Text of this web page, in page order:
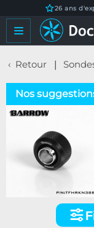
26 ans
Retour
Nos